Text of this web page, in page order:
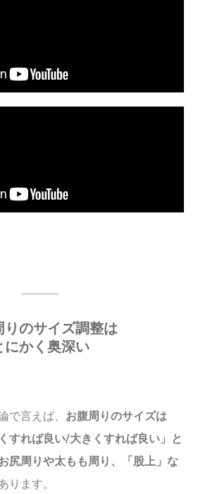
りのサイズ調整は
にかく奥深い
言えば、 お腹周りのサイズは
すれば良い/大きくすれば良い」と
尻周りや太もも周り、「股上」な
ります。